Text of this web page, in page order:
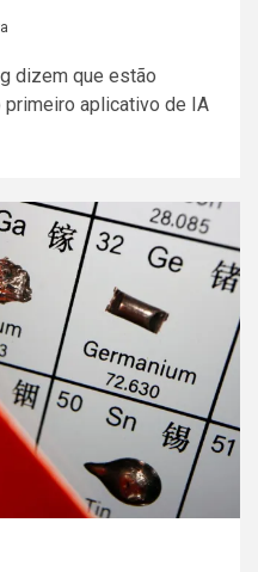
dizem que estão
aplicativo de IA